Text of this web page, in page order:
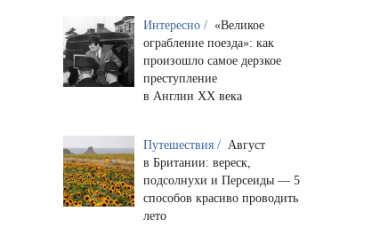
Интересно / «Великое
ограбление поезда»: как
произошло самое дерзкое
преступление
в Англии XX века
Путешествия / Август
в Британии: вереск,
подсолнухи и Персеиды — 5
способов красиво проводить
лето